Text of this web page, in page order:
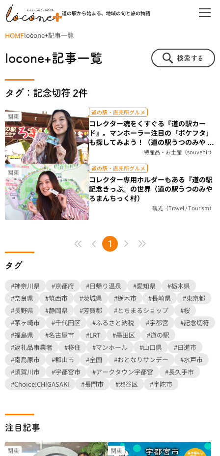
道の駅から始まる、地域の旬と旅の物語
HOMElocone+記事一覧
locone+記事一覧 検索する
タグ：記念切符 2件
関東 道の駅・直売所グルメ
コレクター魂をくすぐる『道の駅カー
ド』。マンホーラー注目の「ポケフタ」
も探してみよう！（道の駅うつのみや ろ
特産品・お土産（souvenir）
関東 道の駅・直売所グルメ
コレクター専用ホルダーもある『道の駅
記念きっぷ』の世界（道の駅うつのみや
ろまんちっく村）
観光（Travel / Tourism）
1
タグ
#神奈川県 #京都府 #日帰り温泉 #愛知県
#栃木県
#奈良県
#筑西市 #茨城県 #栃木市 #長崎県
#東京都
#長野県
#静岡県 #芳賀郡 #とちまるショップ
#桜
#茅ヶ崎市
#千代田区 #ふるさと納税 #宇都宮
#記念切符
#福島県
#名古屋市 #LRT #墨田区
#道の駅
#返礼品事業者
#移住 #マンホール #山口県
#日進市
#南島原市
#郡山市 #全国 #おとなりサンデー
#水戸市
#須賀川市
#宇都宮市 #アークタウン宇都宮
#長久手市
#Choice!CHIGASAKI
#長門市 #渋谷区 #宇陀市
注目記事
関東 関東